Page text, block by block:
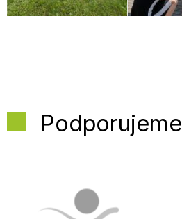
Podporujeme